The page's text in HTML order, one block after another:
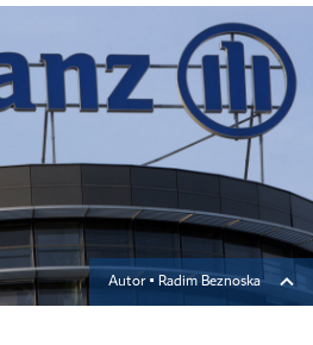
Autor ▪ Radim Beznoska